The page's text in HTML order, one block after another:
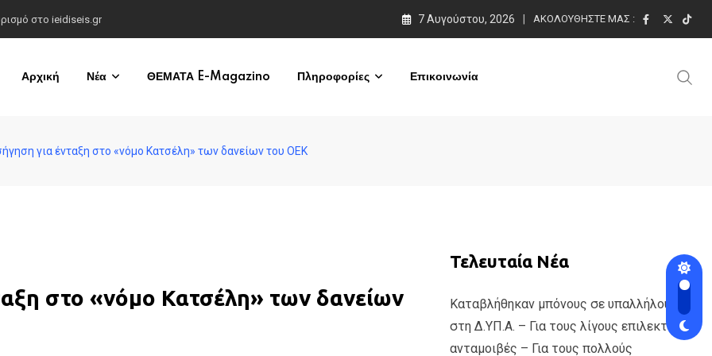
στο ieidiseis.gr 7 Αυγούστου, 2026 ΑΚΟΛΟΥΘΉΣΤΕ ΜΑΣ :
Αρχική Νέα ΘΕΜΑΤΑ E-Magazino Πληροφορίες Επικοινωνία
για ένταξη στο «νόμο Κατσέλη» των δανείων του ΟΕΚ
στο «νόμο Κατσέλη» των δανείων
Τελευταία Νέα
Καταβλήθηκαν μπόνους σε υπαλλήλους
στη Δ.ΥΠ.Α. – Για τους λίγους επιλεκτικές
ανταμοιβές – Για τους πολλούς